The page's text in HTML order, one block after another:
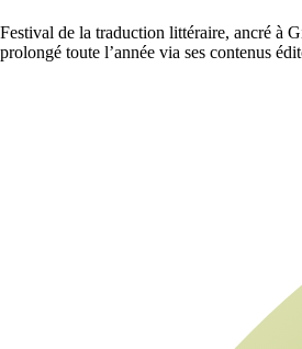
Festival de la traduction littéraire, ancré à
prolongé toute l’année via ses contenus